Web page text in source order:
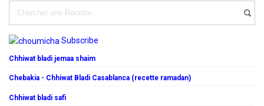
Subscribe
Chhiwat bladi jemaa shaim
Chebakia - Chhiwat Bladi Casablanca (recette ramadan)
Chhiwat bladi safi